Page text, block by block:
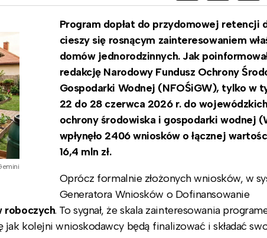
Program dopłat do przydomowej retencji
cieszy się rosnącym zainteresowaniem
domów jednorodzinnych. Jak
redakcję Narodowy Fundusz Ochrony
Gospodarki Wodnej (NFOŚiGW), tylko w
22 do 28 czerwca 2026 r. do
ochrony środowiska i gospodarki wodnej
wpłynęło 2406 wniosków o łącznej
16,4 mln zł.
Oprócz formalnie złożonych wniosków, w
Generatora Wniosków o Dofinansowanie
roboczych. To sygnał, że skala zainteresowania
kolejni wnioskodawcy będą finalizować i składać